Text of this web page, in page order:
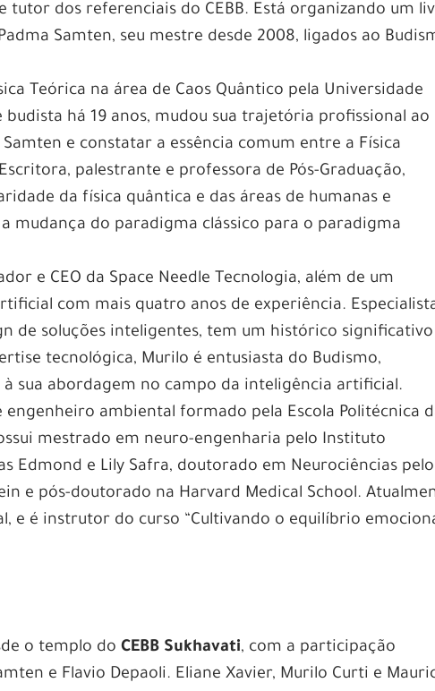
tutor dos referenciais do CEBB. Está organizando um
Samten, seu mestre desde 2008, ligados ao
Teórica na área de Caos Quântico pela Universidade
budista há 19 anos, mudou sua trajetória profissional ao
e constatar a essência comum entre a Física
palestrante e professora de Pós-Graduação,
da física quântica e das áreas de humanas e
mudança do paradigma clássico para o paradigma
e CEO da Space Needle Tecnologia, além de um
com mais quatro anos de experiência.
de soluções inteligentes, tem um histórico
tecnológica, Murilo é entusiasta do Budismo,
sua abordagem no campo da inteligência artificial.
engenheiro ambiental formado pela Escola Politécnica
mestrado em neuro-engenharia pelo Instituto
Edmond e Lily Safra, doutorado em Neurociências pelo
e pós-doutorado na Harvard Medical School.
e é instrutor do curso “Cultivando o equilíbrio
o templo doCEBB Sukhavati, com a participação
e Flavio Depaoli. Eliane Xavier, Murilo Curti e